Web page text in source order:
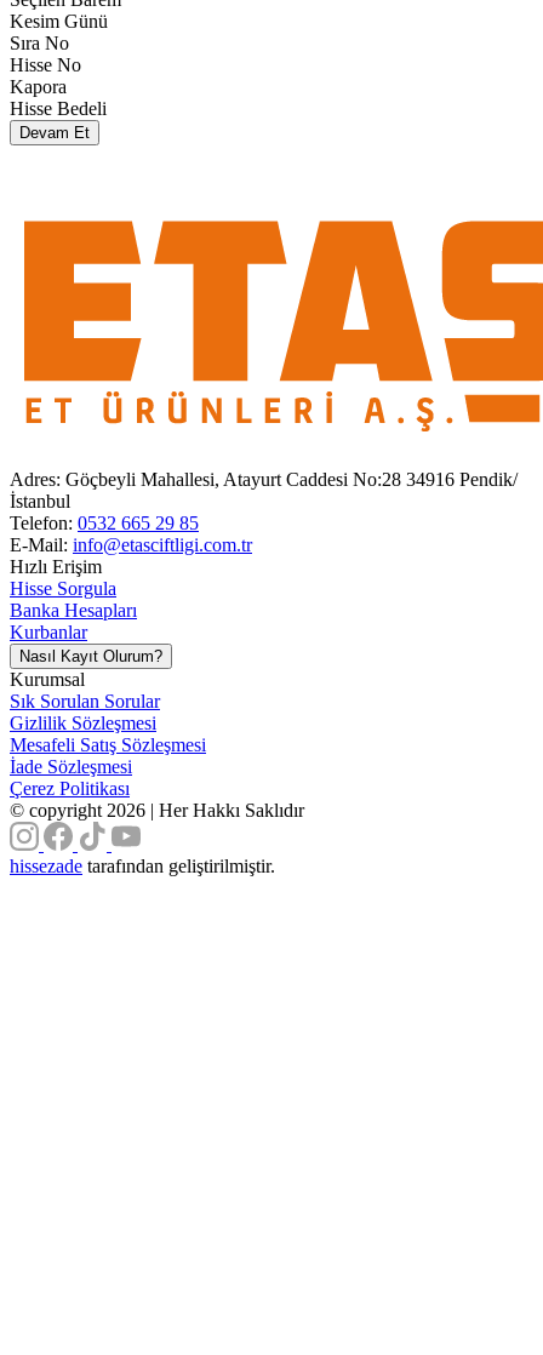
Kesim Günü
Sıra No
Hisse No
Kapora
Hisse Bedeli
Devam Et
Adres: Göçbeyli Mahallesi, Atayurt Caddesi No:28 34916 Pendik/
İstanbul
Telefon: 0532 665 29 85
E-Mail: info@etasciftligi.com.tr
Hızlı Erişim
Hisse Sorgula
Banka Hesapları
Kurbanlar
Nasıl Kayıt Olurum?
Kurumsal
Sık Sorulan Sorular
Gizlilik Sözleşmesi
Mesafeli Satış Sözleşmesi
İade Sözleşmesi
Çerez Politikası
© copyright 2026 | Her Hakkı Saklıdır
hissezade tarafından geliştirilmiştir.